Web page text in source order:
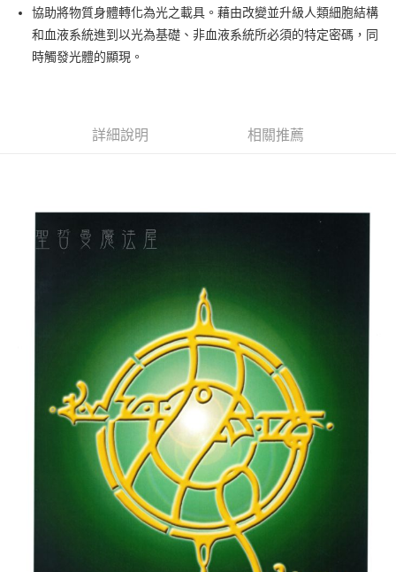
Apple Pay
街口支付
7-11取貨付款
每筆NT$80，滿NT$3,000(含以上)免運費
每筆NT$80，滿NT$3,000(含以上)免運費
付款後門市自取
協助將物質身體轉化為光之載具。藉由改變並升級人類細胞結構
和血液系統進到以光為基礎、非血液系統所必須的特定密碼，同
時觸發光體的顯現。
詳細說明 相關推薦